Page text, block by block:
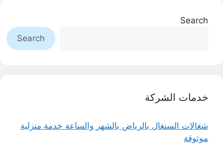
Search
Search
خدمات الشركة
شغالات السنغال بالرياض بالشهر والساعة خدمة منزلية
موثوقة